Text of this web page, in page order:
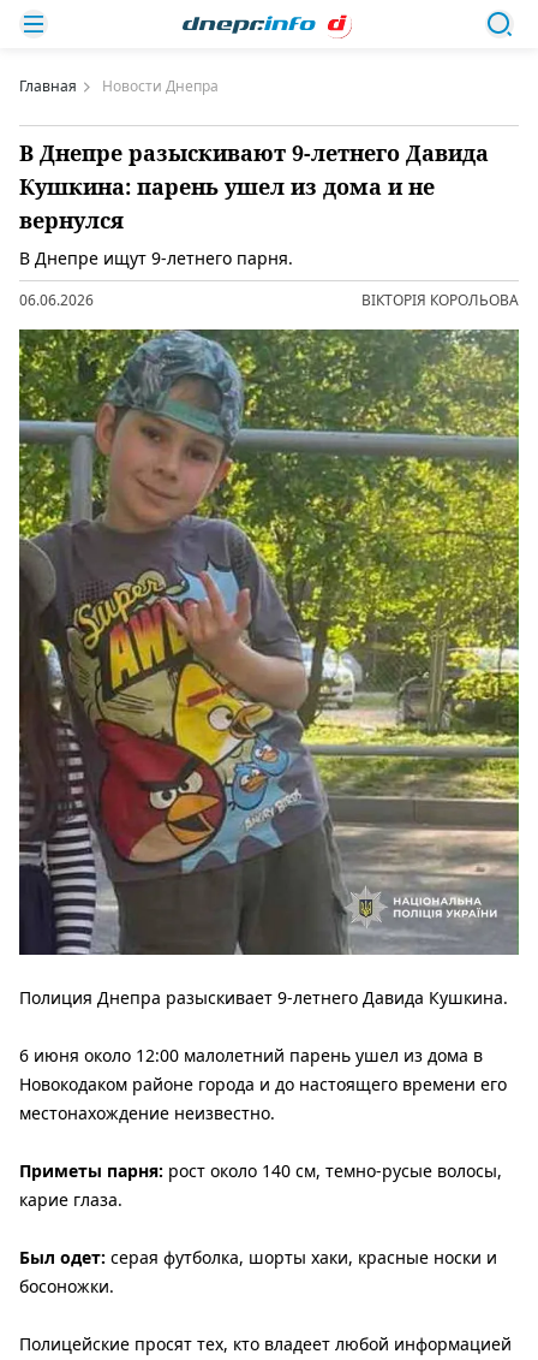
Главная Новости Днепра
В Днепре разыскивают 9-летнего Давида
Кушкина: парень ушел из дома и не
вернулся
В Днепре ищут 9-летнего парня.
06.06.2026 ВІКТОРІЯ КОРОЛЬОВА
Полиция Днепра разыскивает 9-летнего Давида Кушкина.
6 июня около 12:00 малолетний парень ушел из дома в
Новокодаком районе города и до настоящего времени его
местонахождение неизвестно.
Приметы парня: рост около 140 см, темно-русые волосы,
карие глаза.
Был одет: серая футболка, шорты хаки, красные носки и
босоножки.
Полицейские просят тех, кто владеет любой информацией